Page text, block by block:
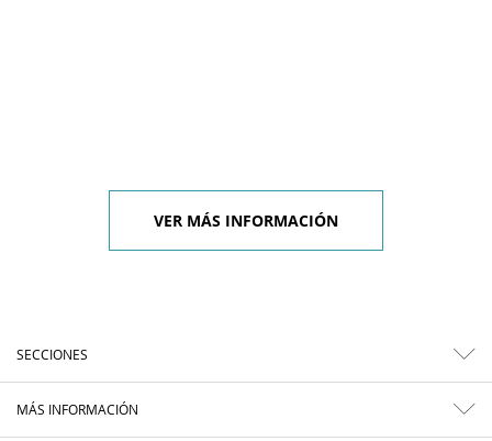
VER MÁS INFORMACIÓN
SECCIONES
MÁS INFORMACIÓN